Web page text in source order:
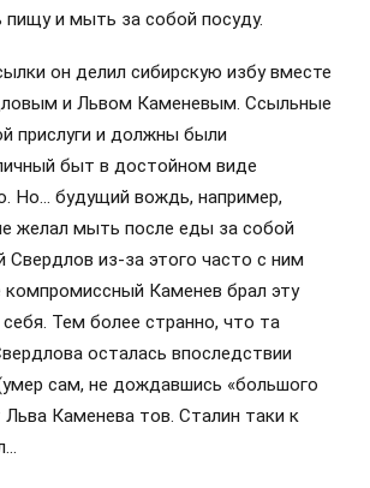
пищу и мыть за собой посуду.
он делил сибирскую избу вместе
и Львом Каменевым. Ссыльные
прислуги и должны были
быт в достойном виде
Но… будущий вождь, например,
желал мыть после еды за собой
Свердлов из-за этого часто с ним
компромиссный Каменев брал эту
Тем более странно, что та
осталась впоследствии
сам, не дождавшись «большого
Льва Каменева тов. Сталин таки к